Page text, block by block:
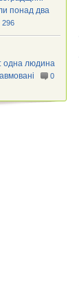
понад два
296
одна людина
0